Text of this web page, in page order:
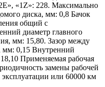
«1Z»: 228. Максимально
диска, мм: 0,8 Бачок
общий с
диаметр главного
мм: 15,80. Зазор между
0,15 Внутренний
Применяемая рабочая
замены рабочей
или 60000 км